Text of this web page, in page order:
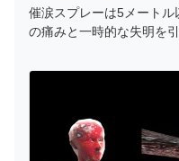
催涙スプレーは5メートル
の痛みと一時的な失明を